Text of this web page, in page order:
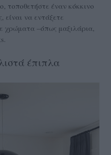
τοποθετήστε έναν κόκκινο
να εντάξετε
χρώματα –όπως μαξιλάρια,
έπιπλα